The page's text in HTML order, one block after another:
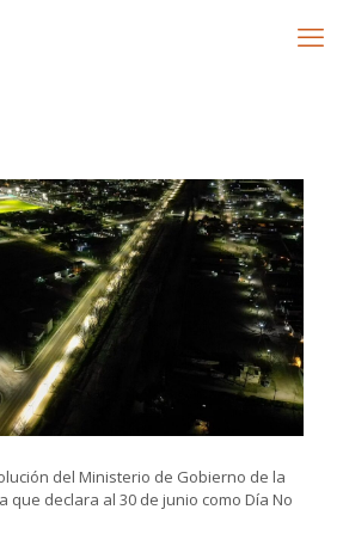
del Ministerio de Gobierno de la
que declara al 30 de junio como Día No